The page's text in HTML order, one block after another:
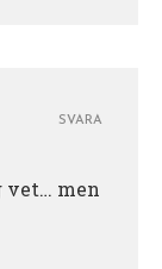
vet… men
SVARA